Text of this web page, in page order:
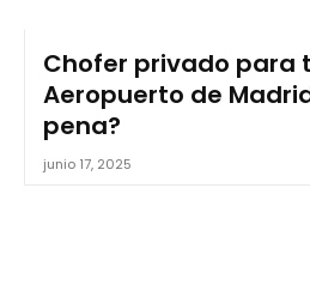
Chofer privado para
Aeropuerto de
pena?
junio 17, 2025